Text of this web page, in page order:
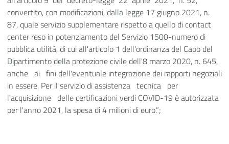
convertito, con modificazioni, dalla legge 17 giugno 2021, n.
87, quale servizio supplementare rispetto a quello di contact
center reso in potenziamento del Servizio 1500-numero di
pubblica utilità, di cui all'articolo 1 dell'ordinanza del Capo del
Dipartimento della protezione civile dell'8 marzo 2020, n. 645,
anche ai fini dell'eventuale integrazione dei rapporti negoziali
in essere. Per il servizio di assistenza tecnica per
l'acquisizione delle certificazioni verdi COVID-19 è autorizzata
per l'anno 2021, la spesa di 4 milioni di euro.”;